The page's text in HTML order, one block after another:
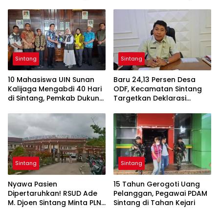
Sintang
10 Mahasiswa UIN Sunan
Kalijaga Mengabdi 40 Hari
di Sintang, Pemkab Dukung
Pendampingan
Berkelanjutan
Sintang
Baru 24,13 Persen Desa
ODF, Kecamatan Sintang
Targetkan Deklarasi
Kesehatan Nasional
Sintang
Nyawa Pasien
Dipertaruhkan! RSUD Ade
M. Djoen Sintang Minta PLN
Sintang
15 Tahun Gerogoti Uang
Pelanggan, Pegawai PDAM
Sintang di Tahan Kejari